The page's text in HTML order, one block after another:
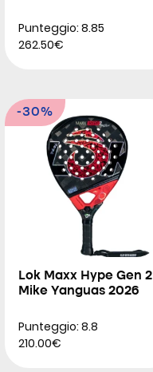
Punteggio: 8.85
262.50€
-30%
Lok Maxx Hype Gen 2
Mike Yanguas 2026
Punteggio: 8.8
210.00€